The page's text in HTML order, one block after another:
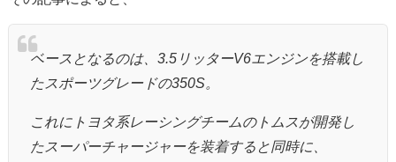
ベースとなるのは、3.5リッターV6エンジンを搭載し
たスポーツグレードの350S。
これにトヨタ系レーシングチームのトムスが開発し
たスーパーチャージャーを装着すると同時に、